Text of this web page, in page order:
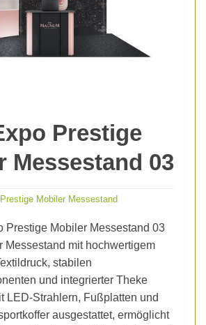
Prestige
Messestand 03
Mobiler Messestand
Prestige Mobiler Messestand 03
Messestand mit hochwertigem
stabilen
und integrierter Theke
LED-Strahlern, Fußplatten und
ausgestattet, ermöglicht